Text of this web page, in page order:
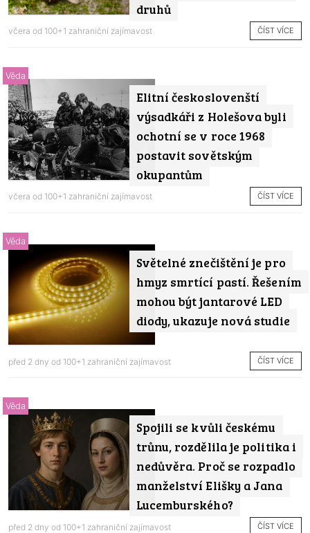
druhů
včera od 100+1 zahraniční zajímavost ČÍST VÍCE
Elitní českoslovenští
výsadkáři z Holešova byli
ochotní se v roce 1968
postavit sovětským
okupantům
Věda
včera od 100+1 zahraniční zajímavost ČÍST VÍCE
Světelné znečištění je pro
hmyz smrtící pastí. Řešením
mohou být jantarové LED
diody, ukazuje nová studie
Věda
před 2 dny od 100+1 zahraniční zajímavost ČÍST VÍCE
Spojili se kvůli českému
trůnu, rozdělila je politika i
nedůvěra. Proč se rozpadlo
manželství Elišky a Jana
Lucemburského?
Věda
před 2 dny od 100+1 zahraniční zajímavost ČÍST VÍCE